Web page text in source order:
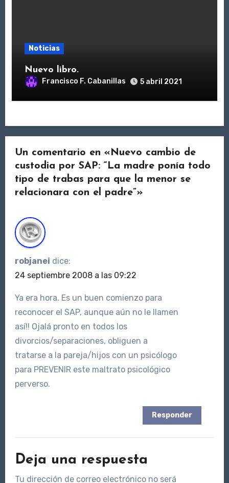
Noticias
Nuevo libro.
Francisco F. Cabanillas 5 abril 2021
Un comentario en «Nuevo cambio de
custodia por SAP: “La madre ponía todo
tipo de trabas para que la menor se
relacionara con el padre”»
robjanei dice:
24 septiembre 2008 a las 09:22
Ya era hora. Es un buen comienzo para
reconocer el SAP, aunque aún no le llamen
así!! Ojalá pronto en todos los
divorcios/separaciones, obliguen a
tratarse a la pareja/hijos con un psicólogo
para PREVENIR este maltrato psicológico
perverso.
Responder
Deja una respuesta
Tu dirección de correo electrónico no será